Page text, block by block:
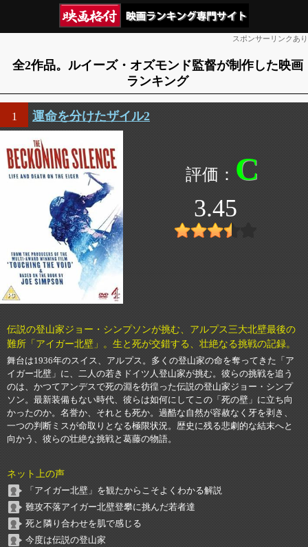
スポンサーリンクあり
全2作品。ルイーズ・オズモンド監督が制作した映画
ランキング
1 運命を分けたザイル2
C
3.45
伝説の登山家ジョー・シンプソンが挑む、アルプス三大北壁最後の
難所「アイガー北壁」。生と死が交錯する、壮絶なる挑戦の記録。
舞台は1936年のスイス、アルプス。多くの登山家の命を奪ってきた「ア
イガー北壁」に、二人の若きドイツ人登山家が挑む。彼らの挑戦を追う
のは、かつてアンデスで死の淵を彷徨った伝説の登山家ジョー・シンプ
ソン。最新装備もない時代、彼らは如何にしてこの「死の壁」に立ち向
かったのか。名誉か、それとも死か。過酷な自然が容赦なく牙を剥き、
一つの判断ミスが命取りとなる極限状況。歴史に残る悲劇的な結末へと
向かう、彼らの壮絶な挑戦と葛藤の物語。
ネット上の声
「アイガー北壁」を観たからこそよくわかる解説
難攻不落アイガー北壁登攀に挑んだ若者達
死と隣り合わせを肌で感じる
今度は伝説の登山家